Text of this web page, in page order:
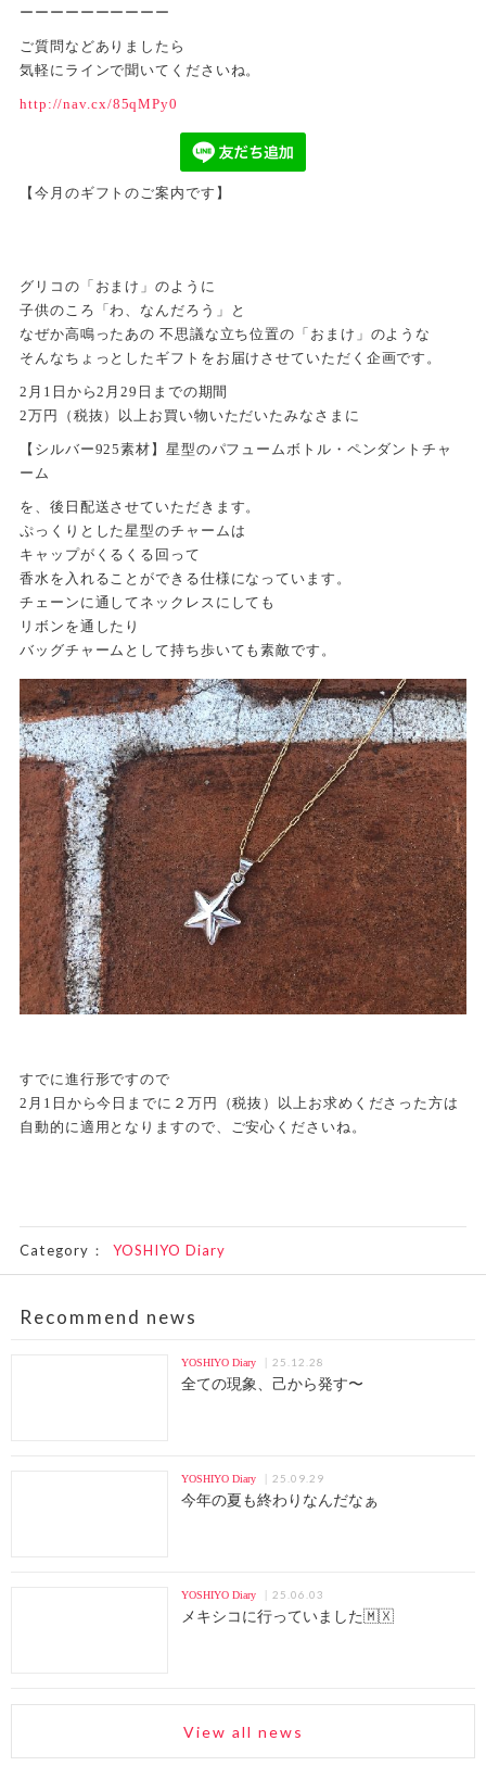
ーーーーーーーーーー
ご質問などありましたら
気軽にラインで聞いてくださいね。
http://nav.cx/85qMPy0
【今月のギフトのご案内です】
グリコの「おまけ」のように
子供のころ「わ、なんだろう」と
なぜか高鳴ったあの 不思議な立ち位置の「おまけ」のような
そんなちょっとしたギフトをお届けさせていただく企画です。
2月1日から2月29日までの期間
2万円（税抜）以上お買い物いただいたみなさまに
【シルバー925素材】星型のパフュームボトル・ペンダントチャ
ーム
を、後日配送させていただきます。
ぷっくりとした星型のチャームは
キャップがくるくる回って
香水を入れることができる仕様になっています。
チェーンに通してネックレスにしても
リボンを通したり
バッグチャームとして持ち歩いても素敵です。
すでに進行形ですので
2月1日から今日までに２万円（税抜）以上お求めくださった方は
自動的に適用となりますので、ご安心くださいね。
Category： YOSHIYO Diary
Recommend news
YOSHIYO Diary 25.12.28
全ての現象、己から発す〜
YOSHIYO Diary 25.09.29
今年の夏も終わりなんだなぁ
YOSHIYO Diary 25.06.03
メキシコに行っていました🇲🇽
View all news